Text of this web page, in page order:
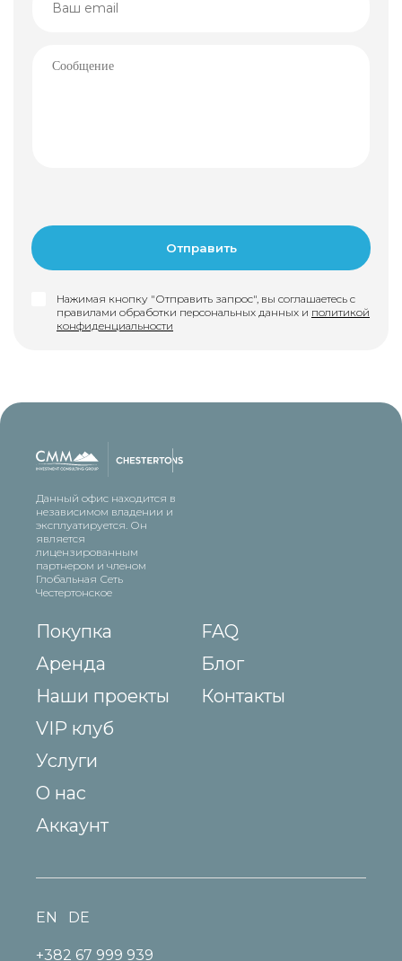
Нажимая кнопку "Отправить запрос", вы соглашаетесь с
правилами обработки персональных данных и политикой
конфиденциальности
Данный офис находится в
независимом владении и
эксплуатируется. Он
является
лицензированным
партнером и членом
Глобальная Сеть
Честертонское
Покупка
Аренда
Наши проекты
VIP клуб
Услуги
О нас
FAQ
Блог
Контакты
Аккаунт
+382 67 999 939
EN DE